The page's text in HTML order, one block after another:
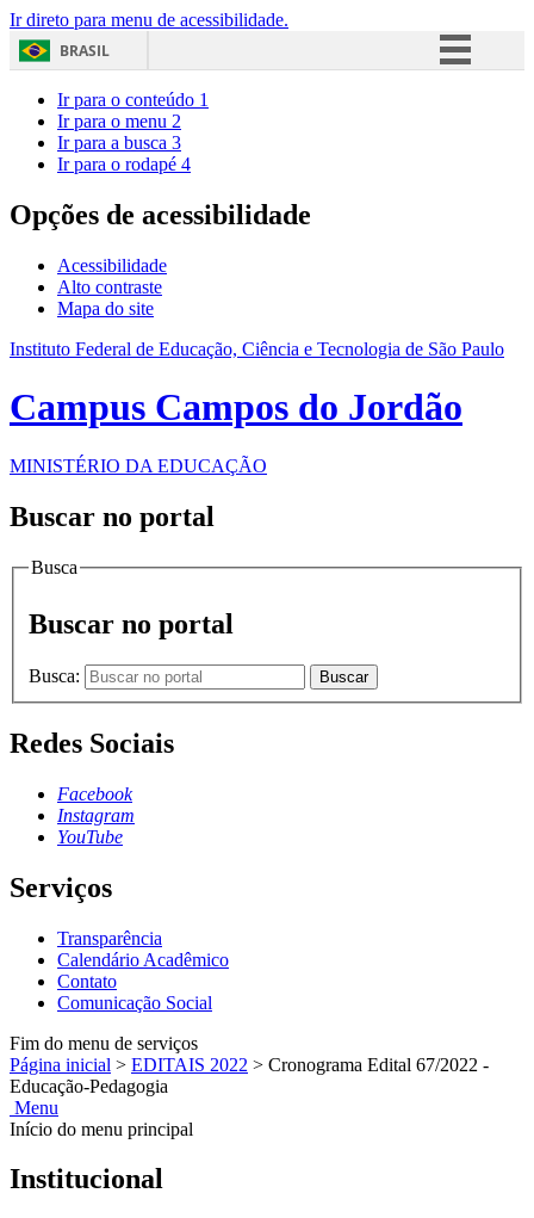
Ir direto para menu de acessibilidade.
BRASIL
Acesso à informação
Ir para o conteúdo 1
Ir para o menu 2
Ir para a busca 3
Ir para o rodapé 4
Opções de acessibilidade
Acessibilidade
Alto contraste
Mapa do site
Instituto Federal de Educação, Ciência e Tecnologia de São Paulo
Campus Campos do Jordão
MINISTÉRIO DA EDUCAÇÃO
Buscar no portal
Busca
Buscar no portal
Busca: Buscar
Redes Sociais
Facebook
Instagram
YouTube
Serviços
Transparência
Calendário Acadêmico
Contato
Comunicação Social
Fim do menu de serviços
Página inicial > EDITAIS 2022 > Cronograma Edital 67/2022 -
Educação-Pedagogia
Menu
Início do menu principal
Institucional